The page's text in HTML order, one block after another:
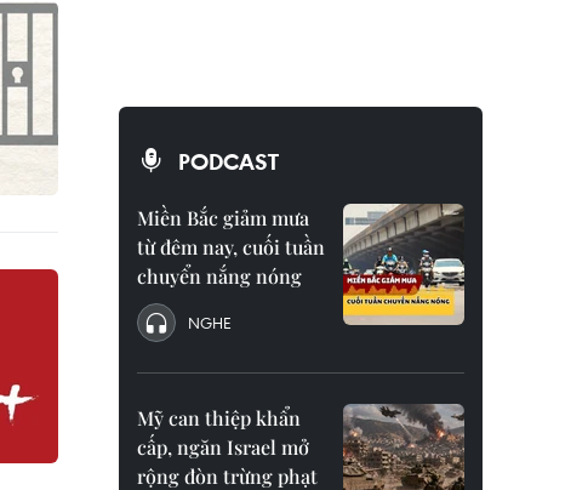
PODCAST
Miền Bắc giảm mưa
từ đêm nay, cuối tuần
chuyển nắng nóng
NGHE
Mỹ can thiệp khẩn
cấp, ngăn Israel mở
rộng đòn trừng phạt